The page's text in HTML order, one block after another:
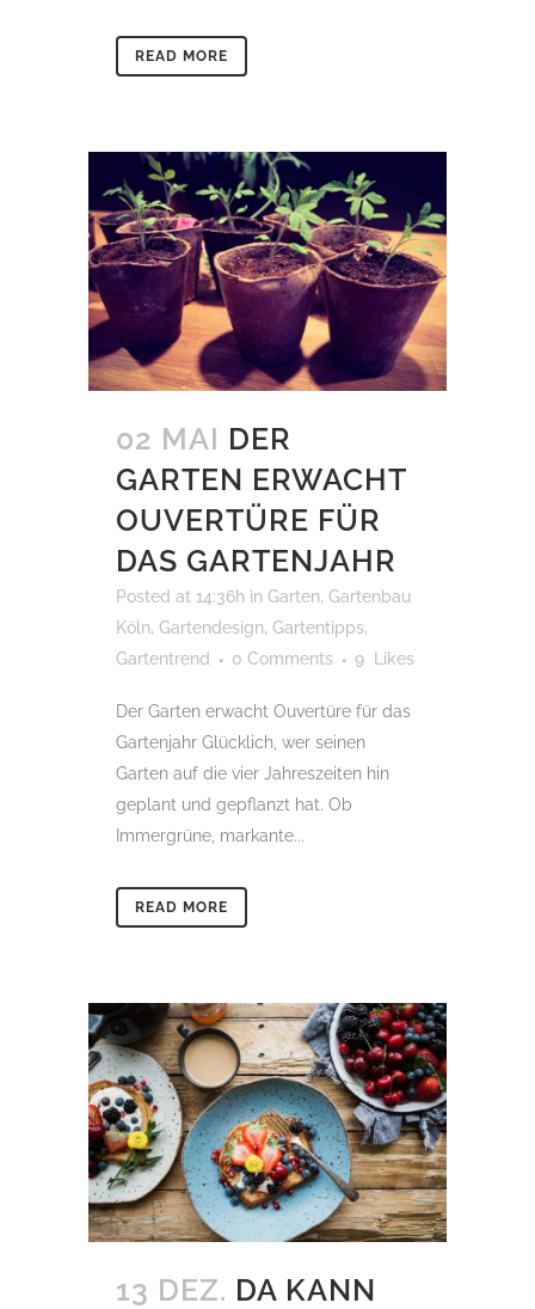
READ MORE
02 MAI DER
GARTEN ERWACHT
OUVERTÜRE FÜR
DAS GARTENJAHR
Posted at 14:36h in Garten, Gartenbau
Köln, Gartendesign, Gartentipps,
Gartentrend
0 Comments 9 Likes
Der Garten erwacht Ouvertüre für das
Gartenjahr Glücklich, wer seinen
Garten auf die vier Jahreszeiten hin
geplant und gepflanzt hat. Ob
Immergrüne, markante...
READ MORE
13 DEZ. DA KANN